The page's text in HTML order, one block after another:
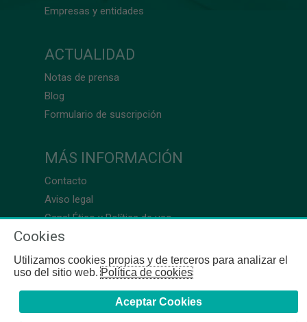
Empresas y entidades
ACTUALIDAD
Notas de prensa
Blog
Formulario de suscripción
MÁS INFORMACIÓN
Contacto
Aviso legal
Canal Ético y Política de uso
Cookies
Utilizamos cookies propias y de terceros para analizar el
uso del sitio web.Política de cookies
Aceptar Cookies